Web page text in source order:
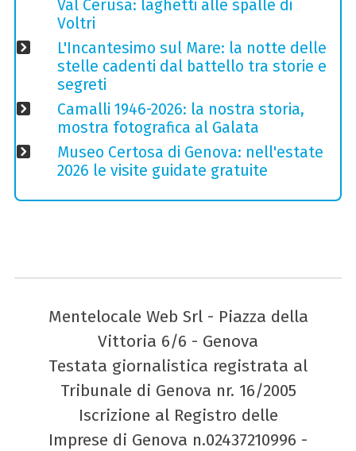
Val Cerusa: laghetti alle spalle di
Voltri
L'Incantesimo sul Mare: la notte delle
stelle cadenti dal battello tra storie e
segreti
Camalli 1946-2026: la nostra storia,
mostra fotografica al Galata
Museo Certosa di Genova: nell'estate
2026 le visite guidate gratuite
Mentelocale Web Srl - Piazza della
Vittoria 6/6 - Genova
Testata giornalistica registrata al
Tribunale di Genova nr. 16/2005
Iscrizione al Registro delle
Imprese di Genova n.02437210996 -